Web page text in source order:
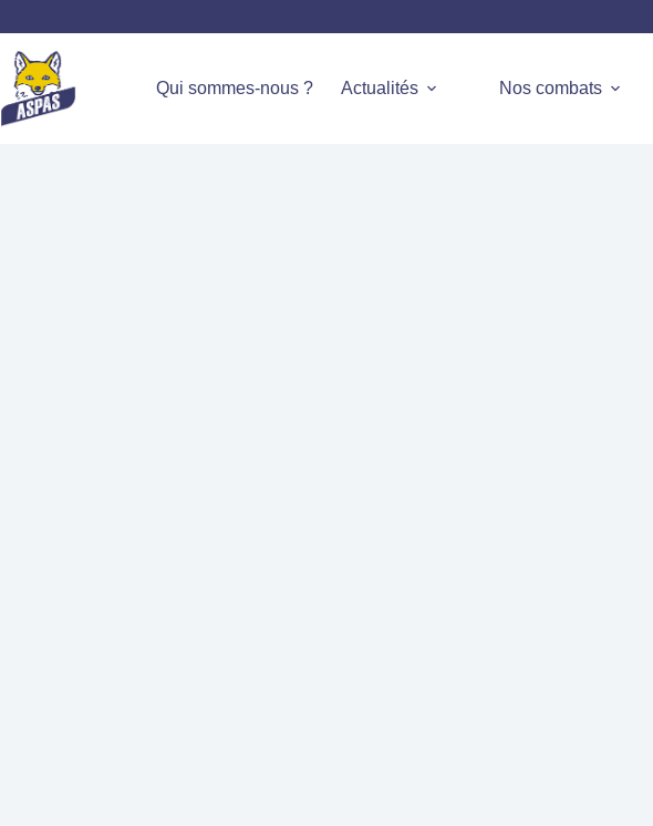
Qui sommes-nous ? Actualités Nos combats